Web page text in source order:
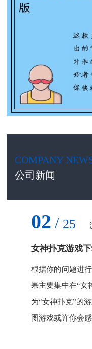
COMPANY
公司新闻
02 / 25
女神扑克游戏
根据你的问题进
果主要集中在“女
为“女神扑克”的
图游戏或许你会